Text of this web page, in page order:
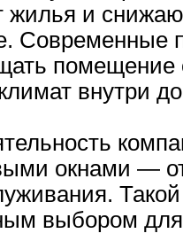
и
Современные
помещение
внутри
окнами —
выбором